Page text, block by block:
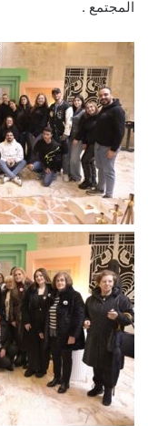
المجتمع .